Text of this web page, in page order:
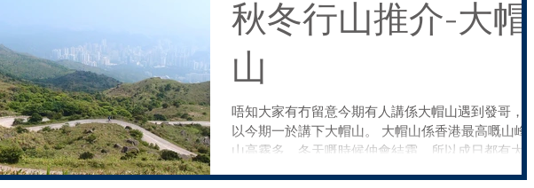
秋冬行山推介-大帽
山
唔知大家有冇留意今期有人講係大帽山遇到發哥，所
以今期一於講下大帽山。 大帽山係香港最高嘅山峰，
山高霧多，冬天嘅時候仲會結霜，所以成日都有大批
市民冒寒登峰。 要去大帽山，可以係荃灣兆和街搭